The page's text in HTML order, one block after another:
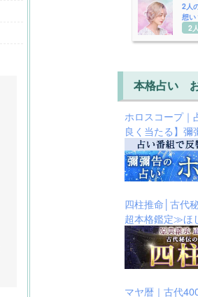
2人
想い
2人
本格占い
ホロスコープ｜
良く当たる】彌
四柱推命│古代
超本格鑑定≫ほ
マヤ暦｜古代